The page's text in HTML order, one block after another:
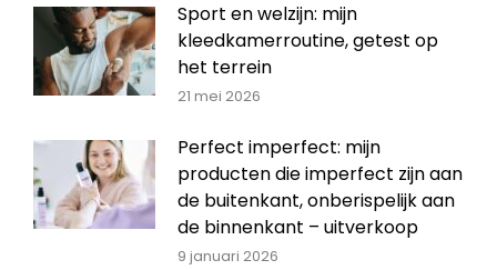
Sport en welzijn: mijn
kleedkamerroutine, getest op
het terrein
21 mei 2026
Perfect imperfect: mijn
producten die imperfect zijn aan
de buitenkant, onberispelijk aan
de binnenkant – uitverkoop
9 januari 2026